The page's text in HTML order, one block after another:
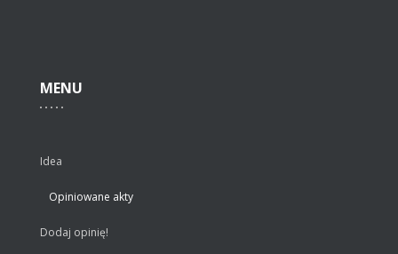
MENU
Idea
Opiniowane akty
Dodaj opinię!